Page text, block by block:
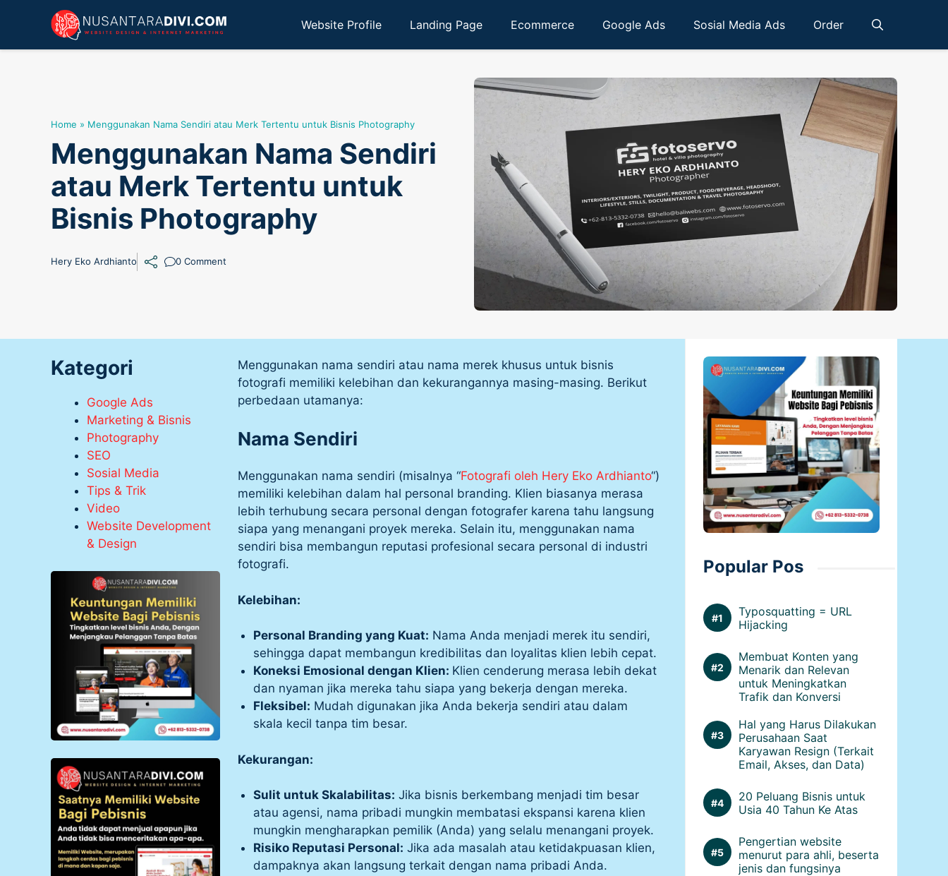
Website Profile Landing Page Ecommerce Google Ads Sosial Media Ads Order
Home » Menggunakan Nama Sendiri atau Merk Tertentu untuk Bisnis Photography
Menggunakan Nama Sendiri
atau Merk Tertentu untuk
Bisnis Photography
Hery Eko Ardhianto 0 Comment
Menggunakan nama sendiri atau nama merek khusus untuk bisnis
fotografi memiliki kelebihan dan kekurangannya masing-masing. Berikut
perbedaan utamanya:
Nama Sendiri
Menggunakan nama sendiri (misalnya “Fotografi oleh Hery Eko Ardhianto“)
memiliki kelebihan dalam hal personal branding. Klien biasanya merasa
lebih terhubung secara personal dengan fotografer karena tahu langsung
siapa yang menangani proyek mereka. Selain itu, menggunakan nama
sendiri bisa membangun reputasi profesional secara personal di industri
fotografi.
Kelebihan:
Personal Branding yang Kuat: Nama Anda menjadi merek itu sendiri,
sehingga dapat membangun kredibilitas dan loyalitas klien lebih cepat.
Koneksi Emosional dengan Klien: Klien cenderung merasa lebih dekat
dan nyaman jika mereka tahu siapa yang bekerja dengan mereka.
Fleksibel: Mudah digunakan jika Anda bekerja sendiri atau dalam
skala kecil tanpa tim besar.
Kekurangan:
Sulit untuk Skalabilitas: Jika bisnis berkembang menjadi tim besar
atau agensi, nama pribadi mungkin membatasi ekspansi karena klien
mungkin mengharapkan pemilik (Anda) yang selalu menangani proyek.
Risiko Reputasi Personal: Jika ada masalah atau ketidakpuasan klien,
dampaknya akan langsung terkait dengan nama pribadi Anda.
Kategori
Google Ads
Marketing & Bisnis
Photography
SEO
Sosial Media
Tips & Trik
Video
Website Development
& Design
Popular Pos
Typosquatting = URL
Hijacking
Membuat Konten yang
Menarik dan Relevan
untuk Meningkatkan
Trafik dan Konversi
Hal yang Harus Dilakukan
Perusahaan Saat
Karyawan Resign (Terkait
Email, Akses, dan Data)
20 Peluang Bisnis untuk
Usia 40 Tahun Ke Atas
Pengertian website
menurut para ahli, beserta
jenis dan fungsinya